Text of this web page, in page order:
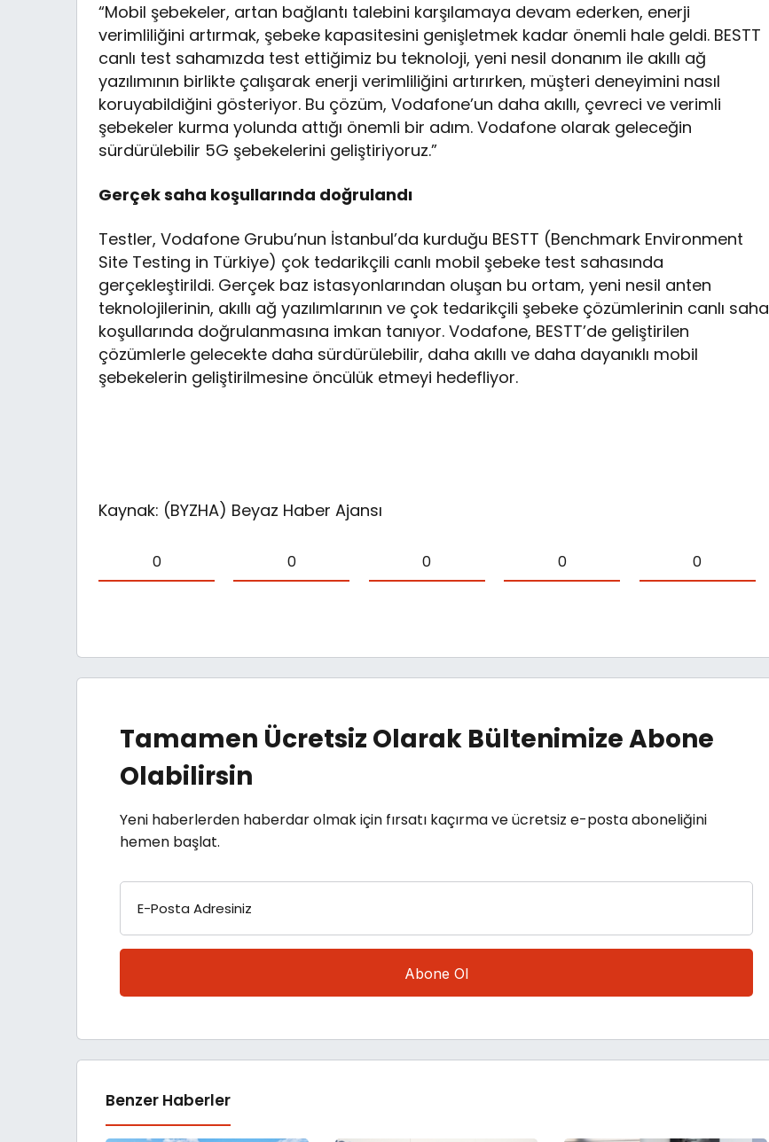
“Mobil şebekeler, artan bağlantı talebini karşılamaya devam ederken, enerji
verimliliğini artırmak, şebeke kapasitesini genişletmek kadar önemli hale geldi. BESTT
canlı test sahamızda test ettiğimiz bu teknoloji, yeni nesil donanım ile akıllı ağ
yazılımının birlikte çalışarak enerji verimliliğini artırırken, müşteri deneyimini nasıl
koruyabildiğini gösteriyor. Bu çözüm, Vodafone’un daha akıllı, çevreci ve verimli
şebekeler kurma yolunda attığı önemli bir adım. Vodafone olarak geleceğin
sürdürülebilir 5G şebekelerini geliştiriyoruz.”
Gerçek saha koşullarında doğrulandı
Testler, Vodafone Grubu’nun İstanbul’da kurduğu BESTT (Benchmark Environment
Site Testing in Türkiye) çok tedarikçili canlı mobil şebeke test sahasında
gerçekleştirildi. Gerçek baz istasyonlarından oluşan bu ortam, yeni nesil anten
teknolojilerinin, akıllı ağ yazılımlarının ve çok tedarikçili şebeke çözümlerinin canlı saha
koşullarında doğrulanmasına imkan tanıyor. Vodafone, BESTT’de geliştirilen
çözümlerle gelecekte daha sürdürülebilir, daha akıllı ve daha dayanıklı mobil
şebekelerin geliştirilmesine öncülük etmeyi hedefliyor.
Kaynak: (BYZHA) Beyaz Haber Ajansı
0 0 0 0 0
Tamamen Ücretsiz Olarak Bültenimize Abone
Olabilirsin
Yeni haberlerden haberdar olmak için fırsatı kaçırma ve ücretsiz e-posta aboneliğini
hemen başlat.
E-Posta Adresiniz
Benzer Haberler